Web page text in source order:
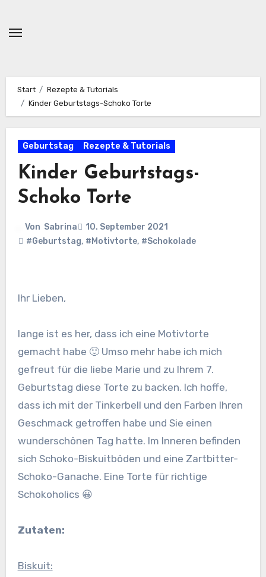
springen
Start
Rezepte & Tutorials
Kinder Geburtstags-Schoko Torte
Geburtstag Rezepte & Tutorials
Kinder Geburtstags-
Schoko Torte
Von Sabrina
10. September 2021
#Geburtstag, #Motivtorte, #Schokolade
Ihr Lieben,
lange ist es her, dass ich eine Motivtorte
gemacht habe 🙂 Umso mehr habe ich mich
gefreut für die liebe Marie und zu Ihrem 7.
Geburtstag diese Torte zu backen. Ich hoffe,
dass ich mit der Tinkerbell und den Farben Ihren
Geschmack getroffen habe und Sie einen
wunderschönen Tag hatte. Im Inneren befinden
sich Schoko-Biskuitböden und eine Zartbitter-
Schoko-Ganache. Eine Torte für richtige
Schokoholics 😀
Zutaten:
Biskuit: